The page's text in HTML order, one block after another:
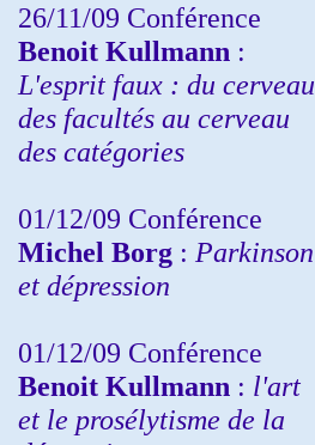
26/11/09 Conférence
Benoit Kullmann :
L'esprit faux : du cerveau
des facultés au cerveau
des catégories
01/12/09 Conférence
Michel Borg : Parkinson
et dépression
01/12/09 Conférence
Benoit Kullmann : l'art
et le prosélytisme de la